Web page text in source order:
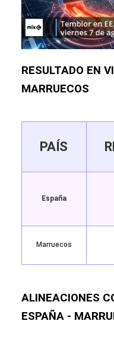
RESULTADO EN
MARRUECOS
PAÍS
España
Marruecos
ALINEACIONES
ESPAÑA -